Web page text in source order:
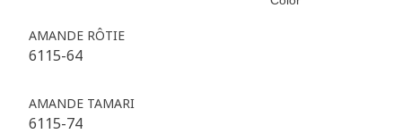
AMANDE RÔTIE
6115-64
AMANDE TAMARI
6115-74